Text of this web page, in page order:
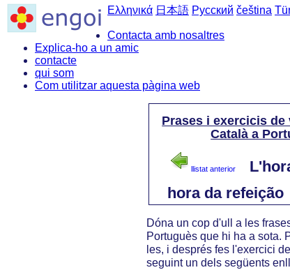
Ελληνικά 日本語 Русский čeština
Contacta amb nosaltres
Explica-ho a un amic
contacte
qui som
Com utilitzar aquesta pàgina web
Prases i exercicis de
Català a
llistat anterior
hora da refeição
Dóna un cop d'ull a les
Portuguès que hi ha a sota.
les, i després fes l'exercici
seguint un dels següents